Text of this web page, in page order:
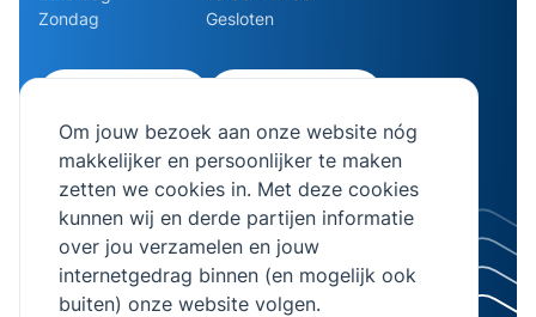
Om jouw bezoek aan onze website nóg
makkelijker en persoonlijker te maken
zetten we cookies in. Met deze cookies
kunnen wij en derde partijen informatie
over jou verzamelen en jouw
internetgedrag binnen (en mogelijk ook
buiten) onze website volgen.
Zondag
Gesloten
info@bierman.eu
© 2026 AB Bierman. Alle rechten voorbehouden.